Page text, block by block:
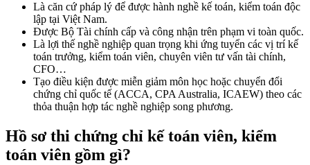
Là căn cứ pháp lý để được hành nghề kế toán, kiểm toán độc
lập tại Việt Nam.
Được Bộ Tài chính cấp và công nhận trên phạm vi toàn quốc.
Là lợi thế nghề nghiệp quan trọng khi ứng tuyển các vị trí kế
toán trưởng, kiểm toán viên, chuyên viên tư vấn tài chính,
CFO…
Tạo điều kiện được miễn giảm môn học hoặc chuyển đổi
chứng chỉ quốc tế (ACCA, CPA Australia, ICAEW) theo các
thỏa thuận hợp tác nghề nghiệp song phương.
Hồ sơ thi chứng chỉ kế toán viên, kiểm
toán viên gồm gì?